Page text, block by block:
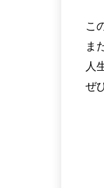
こ
ま
人
ぜ